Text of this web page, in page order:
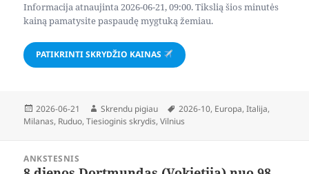
Informacija atnaujinta 2026-06-21, 09:00. Tikslią šios minutės
kainą pamatysite paspaudę mygtuką žemiau.
PATIKRINTI SKRYDŽIO KAINAS
Paskelbta
2026-06-21 Autorius
Skrendu pigiau Žymos
2026-10, Europa,Italija,
Milanas, Ruduo,Tiesioginis skrydis,Vilnius
ANKSTESNIS